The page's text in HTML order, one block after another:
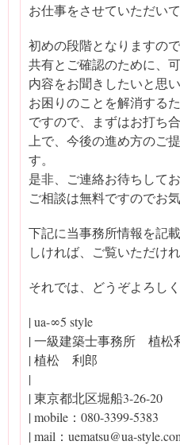
お仕事をさせていただいて
初めの段階となりますの
共有とご確認のために、
内容をお聞きしたいと思い
お困りのことを解消する
ですので、まずはお打ち
上で、今後の進め方のご
す。
是非、ご連絡お待ちしてお
ご相談は無料ですのでお
下記に当事務所情報を記
しければ、ご覧いただけ
それでは、どうぞよろし
| ua-∞5 style
| 一級建築士事務所 植松
| 植松 利郎
|
| 東京都北区堀船3-26-20
| mobile：080-3399-5383
| mail：uematsu@ua-